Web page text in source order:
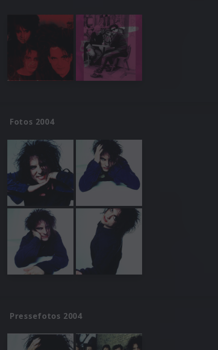
Fotos 2004
Pressefotos 2004